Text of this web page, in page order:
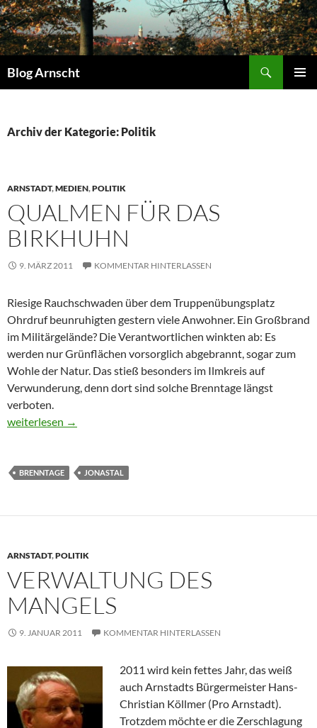
Zum
Inhalt
springen
Blog Arnscht
Archiv der Kategorie: Politik
ARNSTADT,MEDIEN,POLITIK
QUALMEN FÜR DAS
BIRKHUHN
9. MÄRZ 2011 KOMMENTAR HINTERLASSEN
Riesige Rauchschwaden über dem Truppenübungsplatz
Ohrdruf beunruhigten gestern viele Anwohner. Ein Großbrand
im Militärgelände? Die Verantwortlichen winkten ab: Es
werden nur Grünflächen vorsorglich abgebrannt, sogar zum
Wohle der Natur. Das stieß besonders im Ilmkreis auf
Verwunderung, denn dort sind solche Brenntage längst
verboten.
Qualmen für das Birkhuhn
weiterlesen →
BRENNTAGE JONASTAL
ARNSTADT,POLITIK
VERWALTUNG DES
MANGELS
9. JANUAR 2011 KOMMENTAR HINTERLASSEN
2011 wird kein fettes Jahr, das weiß
auch Arnstadts Bürgermeister Hans-
Christian Köllmer (Pro Arnstadt).
Trotzdem möchte er die Zerschlagung